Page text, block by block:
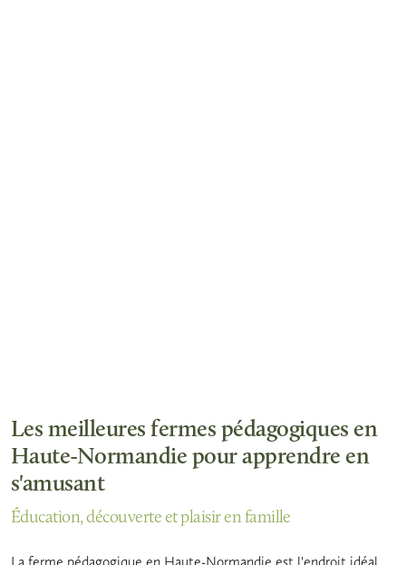
Les meilleures fermes pédagogiques en
Haute-Normandie pour apprendre en
s'amusant
Éducation, découverte et plaisir en famille